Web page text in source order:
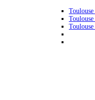
Toulouse
Toulouse